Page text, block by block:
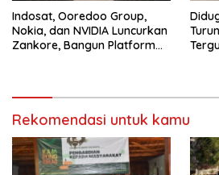
Indosat, Ooredoo Group,
Nokia, dan NVIDIA Luncurkan
Zankore, Bangun Platform
Rekomendasi untuk kamu